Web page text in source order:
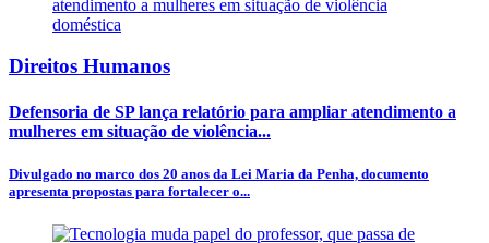
Direitos Humanos
Defensoria de SP lança relatório para ampliar atendimento a
mulheres em situação de violência...
Divulgado no marco dos 20 anos da Lei Maria da Penha, documento
apresenta propostas para fortalecer o...